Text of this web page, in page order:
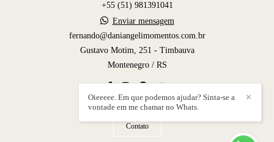
+55 (51) 981391041
Enviar mensagem
fernando@daniangelimomentos.com.br
Gustavo Motim, 251 - Timbauva
Montenegro / RS
Contato
✕
Oieeeee. Em que podemos ajudar? Sinta-se a
vontade em me chamar no Whats.